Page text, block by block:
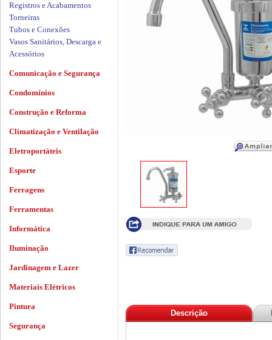
Descrição
Registros e Acabamentos
Torneiras
Tubos e Conexões
Vasos Sanitários, Descarga e
Acessórios
Comunicação e Segurança
Condomínios
Construção e Reforma
Climatização e Ventilação
Eletroportáteis
Esporte
Ferragens
Ferramentas
Informática
Iluminação
Jardinagem e Lazer
Materiais Elétricos
Pintura
Segurança